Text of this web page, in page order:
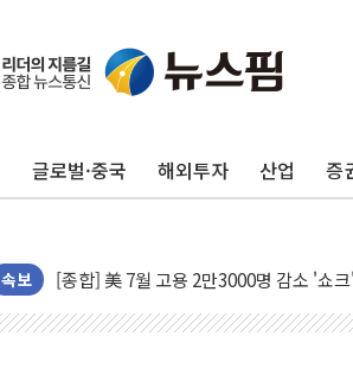
글로벌·중국 해외투자 산업 증
속보
[AI MY 뉴스] 뉴욕 반도체주 프리뷰...美
[사진] 이슬람 수니파 3개국, 공동방위협
뉴욕증시 개장 전 특징주...아틀라시안